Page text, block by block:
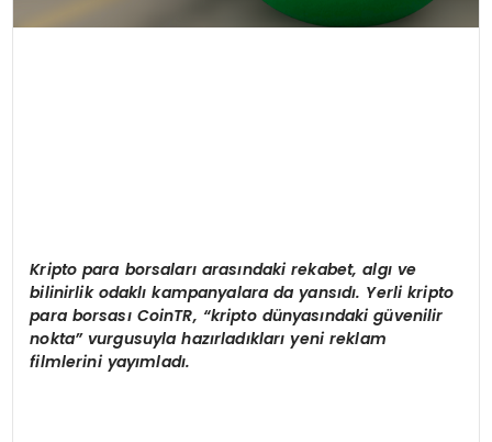
Kripto para borsaları arasındaki rekabet, algı ve
bilinirlik odaklı kampanyalara da yansıdı. Yerli kripto
para borsası CoinTR, “kripto dünyasındaki güvenilir
nokta” vurgusuyla hazırladıkları yeni reklam
filmlerini yayımladı.